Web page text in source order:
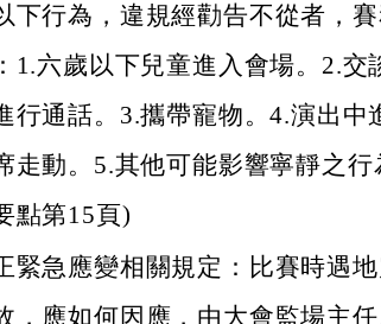
下行為，違規經勸告不從者，
1.六歲以下兒童進入會場。2.交
行通話。3.攜帶寵物。4.演出中
走動。5.其他可能影響寧靜之
點第15頁)
緊急應變相關規定：比賽時遇
，應如何因應，由大會監場主